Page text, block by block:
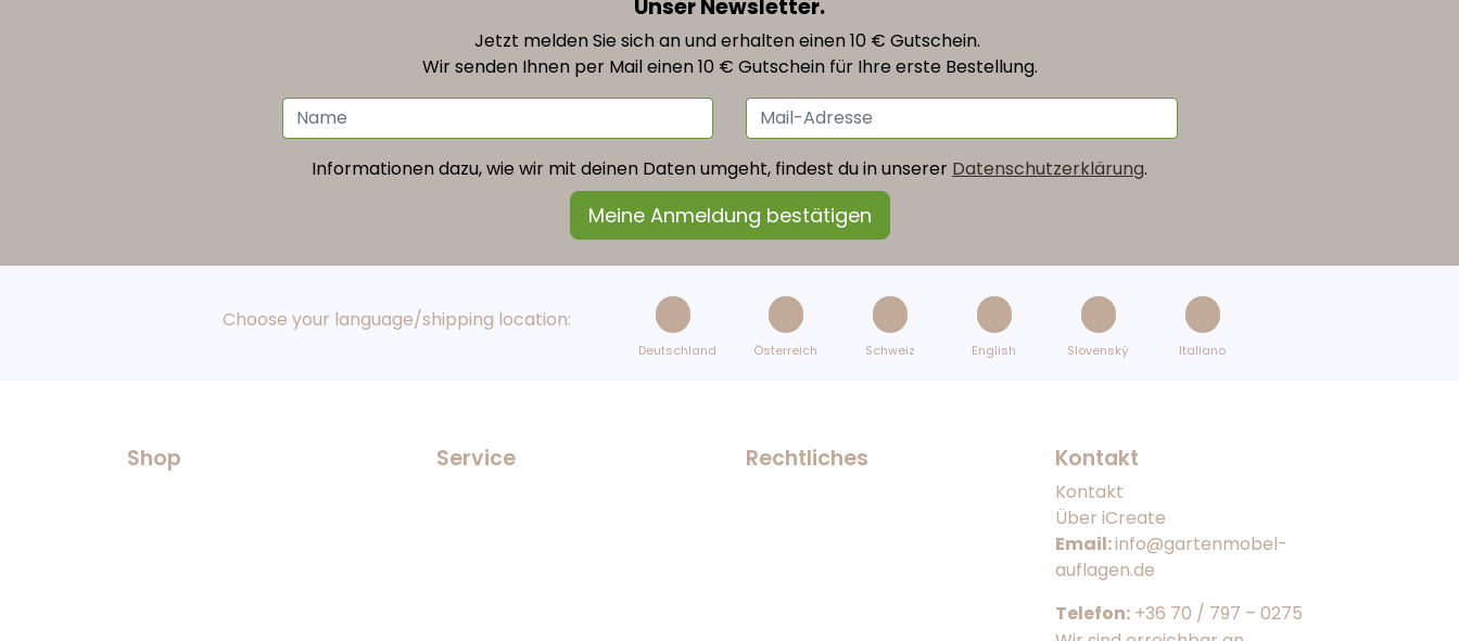
Unser Newsletter.
Jetzt melden Sie sich an und erhalten einen 10 € Gutschein.
Wir senden Ihnen per Mail einen 10 € Gutschein für Ihre erste Bestellung.
Informationen dazu, wie wir mit deinen Daten umgeht, findest du in unserer Datenschutzerklärung.
Choose your language/shipping location:
Deutschland Österreich Schweiz English Slovenský Italiano
Shop Service Rechtliches Kontakt
Kontakt
Über iCreate
Email:info@gartenmobel-
auflagen.de
Telefon: +36 70 / 797 – 0275